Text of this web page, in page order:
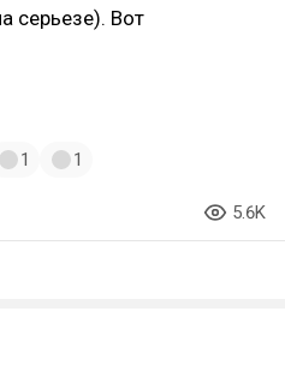
серьезе). Вот
1 1
5.6K